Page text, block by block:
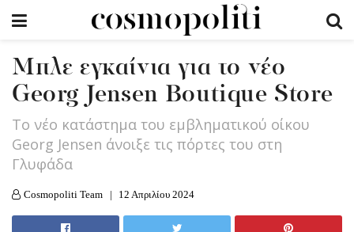
Μπλε εγκαίνια για το νέο
Georg Jensen Boutique Store
Το νέο κατάστημα του εμβληματικού οίκου
Georg Jensen άνοιξε τις πόρτες του στη
Γλυφάδα
Cosmopoliti Team 12 Απριλίου 2024